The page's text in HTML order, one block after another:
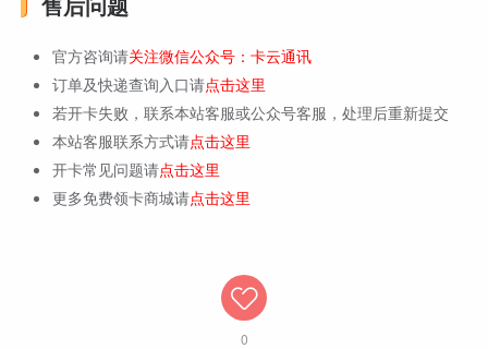
官方咨询请关注微信公众号：卡云通讯
订单及快递查询入口请点击这里
若开卡失败，联系本站客服或公众号客服，处理后重新提交
本站客服联系方式请点击这里
开卡常见问题请点击这里
更多免费领卡商城请点击这里
0